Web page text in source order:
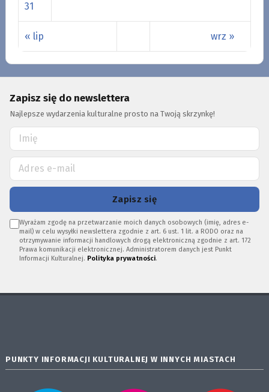
« lip wrz »
31
Zapisz się do newslettera
Najlepsze wydarzenia kulturalne prosto na Twoją skrzynkę!
Zapisz się
Wyrażam zgodę na przetwarzanie moich danych osobowych (imię, adres e-
mail) w celu wysyłki newslettera zgodnie z art. 6 ust. 1 lit. a RODO oraz na
otrzymywanie informacji handlowych drogą elektroniczną zgodnie z art. 172
Prawa komunikacji elektronicznej. Administratorem danych jest Punkt
Informacji Kulturalnej. Polityka prywatności.
PUNKTY INFORMACJI KULTURALNEJ W INNYCH MIASTACH